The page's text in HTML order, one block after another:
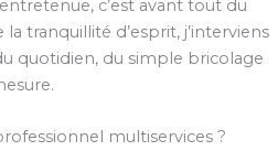
c’est avant tout du
tranquillité d’esprit, j’interviens
quotidien, du simple bricolage
multiservices ?